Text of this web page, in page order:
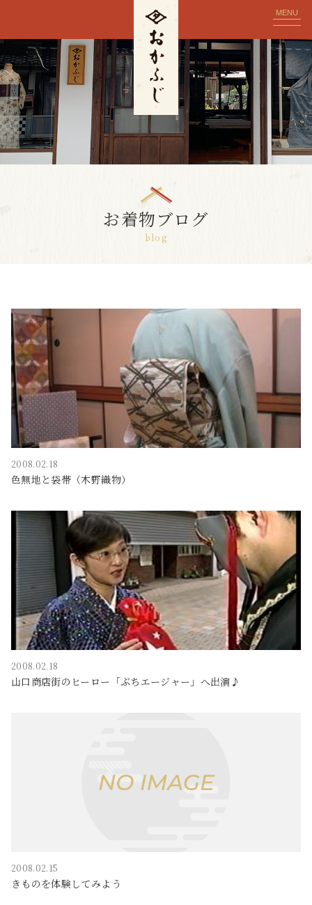
MENU
お着物ブログ
blog
2008.02.18
色無地と袋帯（木野織物）
2008.02.18
山口商店街のヒーロー「ぶちエージャー」へ出演♪
2008.02.15
きものを体験してみよう